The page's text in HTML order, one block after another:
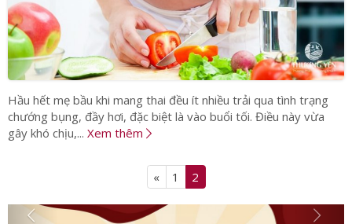
Hầu hết mẹ bầu khi mang thai đều ít nhiều trải qua tình trạng
chướng bụng, đầy hơi, đặc biệt là vào buổi tối. Điều này vừa
gây khó chịu,... Xem thêm
« 1 2